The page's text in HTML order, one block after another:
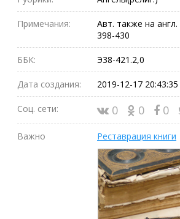
Примечания:
Авт. также на англ.
398-430
ББК: Э38-421.2,0
Дата создания: 2019-12-17 20:43:35
Соц. сети: 0 0 0
Важно Реставрация книги